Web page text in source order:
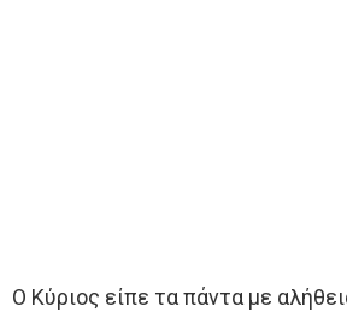
Ο Κύριος είπε τα πάντα με